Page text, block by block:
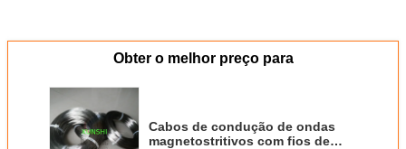
Obter o melhor preço para
Cabos de condução de ondas
magnetostritivos com fios de